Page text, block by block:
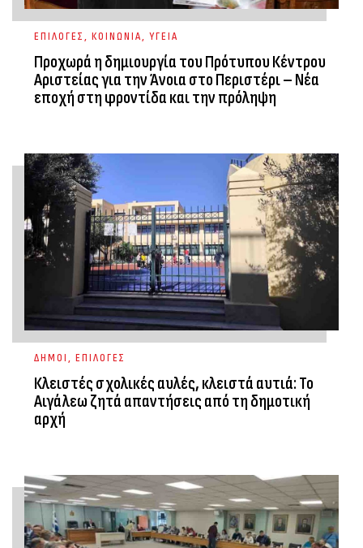
ΕΠΙΛΟΓΕΣ, ΚΟΙΝΩΝΙΑ, ΥΓΕΙΑ
Προχωρά η δημιουργία του Πρότυπου Κέντρου
Αριστείας για την Άνοια στο Περιστέρι – Νέα
εποχή στη φροντίδα και την πρόληψη
ΔΗΜΟΙ, ΕΠΙΛΟΓΕΣ
Κλειστές σχολικές αυλές, κλειστά αυτιά: Το
Αιγάλεω ζητά απαντήσεις από τη δημοτική
αρχή